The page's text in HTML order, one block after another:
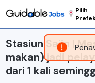
Pilih
Stasiun Saiin |
makan) jadi
dari 1 kali